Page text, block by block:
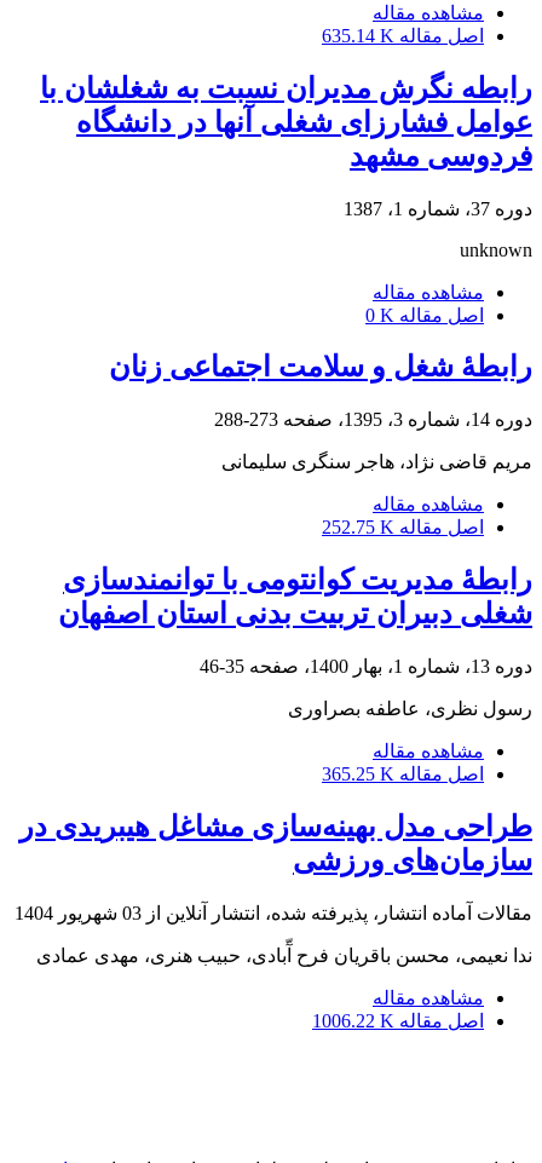
مشاهده مقاله
اصل مقاله 635.14 K
رابطه نگرش مدیران نسبت به شغلشان با
عوامل فشارزای شغلی آنها در دانشگاه
فردوسی مشهد
دوره 37، شماره 1، 1387
unknown
مشاهده مقاله
اصل مقاله 0 K
رابطۀ شغل و سلامت اجتماعی زنان
دوره 14، شماره 3، 1395، صفحه 273-288
مریم قاضی نژاد، هاجر سنگری سلیمانی
مشاهده مقاله
اصل مقاله 252.75 K
رابطۀ مدیریت کوانتومی با توانمندسازی
شغلی دبیران تربیت بدنی استان اصفهان
دوره 13، شماره 1، بهار 1400، صفحه 35-46
رسول نظری، عاطفه بصراوری
مشاهده مقاله
اصل مقاله 365.25 K
طراحی مدل بهینه‌سازی مشاغل هیبریدی در
سازمان‌های ورزشی
مقالات آماده انتشار، پذیرفته شده، انتشار آنلاین از 03 شهریور 1404
ندا نعیمی، محسن باقریان فرح آّبادی، حبیب هنری، مهدی عمادی
مشاهده مقاله
اصل مقاله 1006.22 K